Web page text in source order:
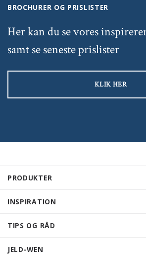
PRODUKTER
INSPIRATION
TIPS OG RÅD
JELD-WEN
BROCHURER OG PRISLISTER
Her kan du se vores
samt se seneste prislister
KLIK HER